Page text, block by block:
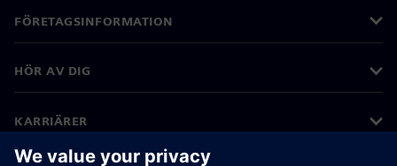
FÖRETAGSINFORMATION
HÖR AV DIG
KARRIÄRER